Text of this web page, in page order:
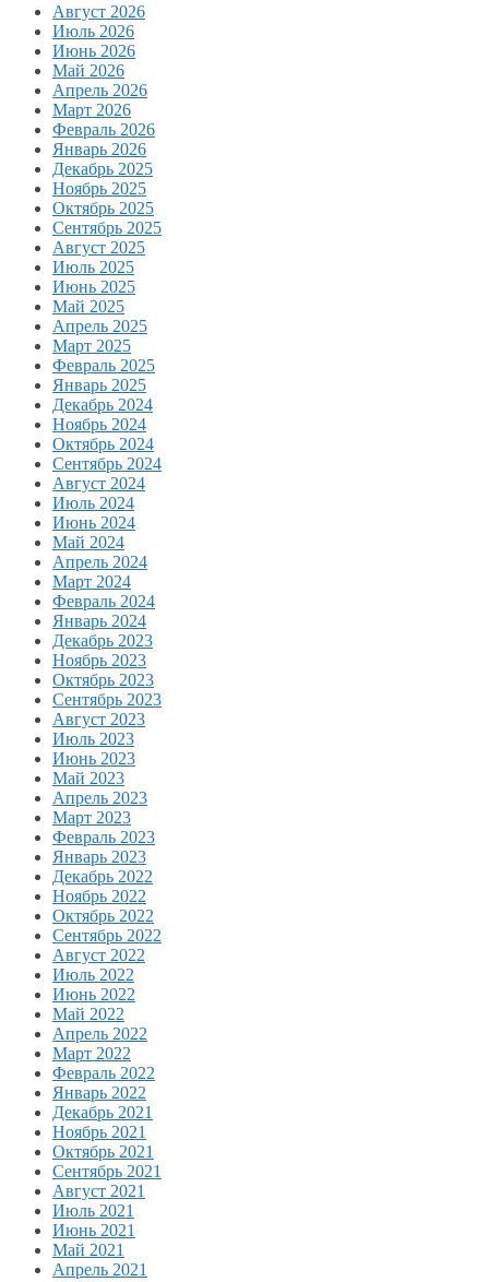
Август 2026
Июль 2026
Июнь 2026
Май 2026
Апрель 2026
Март 2026
Февраль 2026
Январь 2026
Декабрь 2025
Ноябрь 2025
Октябрь 2025
Сентябрь 2025
Август 2025
Июль 2025
Июнь 2025
Май 2025
Апрель 2025
Март 2025
Февраль 2025
Январь 2025
Декабрь 2024
Ноябрь 2024
Октябрь 2024
Сентябрь 2024
Август 2024
Июль 2024
Июнь 2024
Май 2024
Апрель 2024
Март 2024
Февраль 2024
Январь 2024
Декабрь 2023
Ноябрь 2023
Октябрь 2023
Сентябрь 2023
Август 2023
Июль 2023
Июнь 2023
Май 2023
Апрель 2023
Март 2023
Февраль 2023
Январь 2023
Декабрь 2022
Ноябрь 2022
Октябрь 2022
Сентябрь 2022
Август 2022
Июль 2022
Июнь 2022
Май 2022
Апрель 2022
Март 2022
Февраль 2022
Январь 2022
Декабрь 2021
Ноябрь 2021
Октябрь 2021
Сентябрь 2021
Август 2021
Июль 2021
Июнь 2021
Май 2021
Апрель 2021